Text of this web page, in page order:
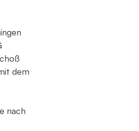
dem
nach